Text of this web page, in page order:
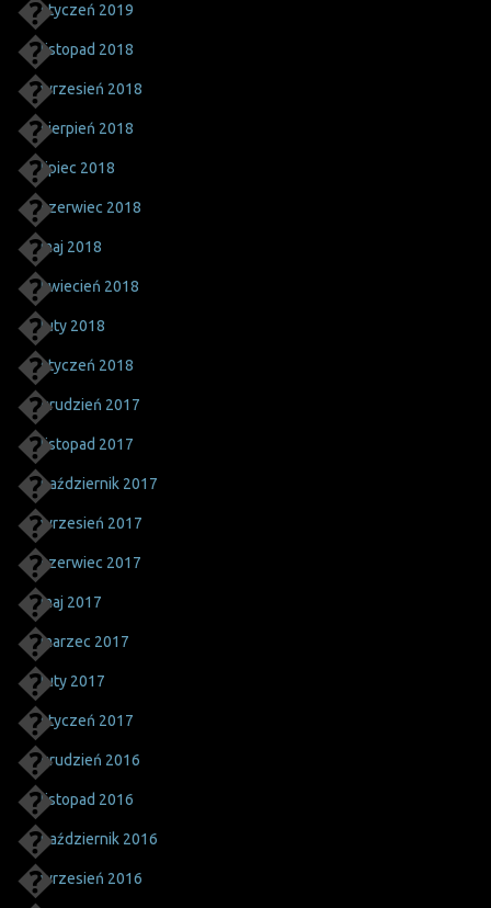
styczeń 2019
listopad 2018
wrzesień 2018
sierpień 2018
lipiec 2018
czerwiec 2018
maj 2018
kwiecień 2018
luty 2018
styczeń 2018
grudzień 2017
listopad 2017
październik 2017
wrzesień 2017
czerwiec 2017
maj 2017
marzec 2017
luty 2017
styczeń 2017
grudzień 2016
listopad 2016
październik 2016
wrzesień 2016